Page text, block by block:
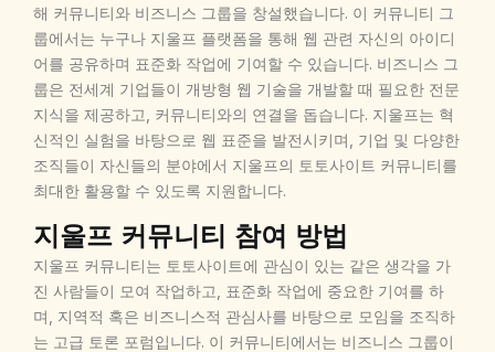
해 커뮤니티와 비즈니스 그룹을 창설했습니다. 이 커뮤니티 그
룹에서는 누구나 지울프 플랫폼을 통해 웹 관련 자신의 아이디
어를 공유하며 표준화 작업에 기여할 수 있습니다. 비즈니스 그
룹은 전세계 기업들이 개방형 웹 기술을 개발할 때 필요한 전문
지식을 제공하고, 커뮤니티와의 연결을 돕습니다. 지울프는 혁
신적인 실험을 바탕으로 웹 표준을 발전시키며, 기업 및 다양한
조직들이 자신들의 분야에서 지울프의 토토사이트 커뮤니티를
최대한 활용할 수 있도록 지원합니다.
지울프 커뮤니티 참여 방법
지울프 커뮤니티는 토토사이트에 관심이 있는 같은 생각을 가
진 사람들이 모여 작업하고, 표준화 작업에 중요한 기여를 하
며, 지역적 혹은 비즈니스적 관심사를 바탕으로 모임을 조직하
는 고급 토론 포럼입니다. 이 커뮤니티에서는 비즈니스 그룹이